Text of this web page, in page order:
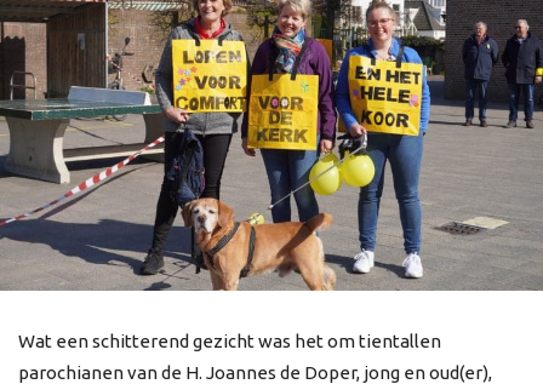
Wat een schitterend gezicht was het om tientallen
parochianen van de H. Joannes de Doper, jong en oud(er),